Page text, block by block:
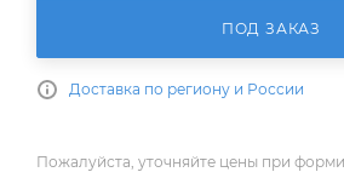
ПОД ЗАКАЗ
Доставка по региону и России
Пожалуйста, уточняйте цены при